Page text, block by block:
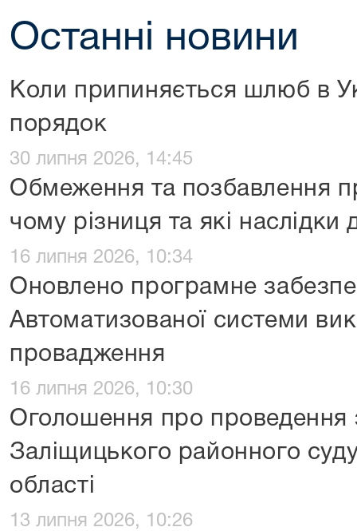
Останні новини
Коли припиняється шлюб в
порядок
30 липня 2026, 14:45
Обмеження та позбавлення
чому різниця та які наслідки
16 липня 2026, 10:34
Оновлено програмне
Автоматизованої системи
провадження
16 липня 2026, 10:30
Оголошення про проведення
Заліщицького районного
області
13 липня 2026, 10:26